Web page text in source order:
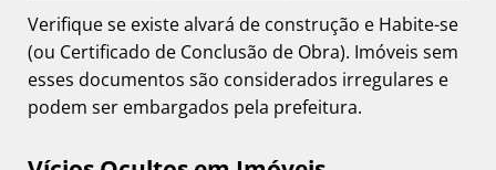
Verifique se existe alvará de construção e Habite-se
(ou Certificado de Conclusão de Obra). Imóveis sem
esses documentos são considerados irregulares e
podem ser embargados pela prefeitura.